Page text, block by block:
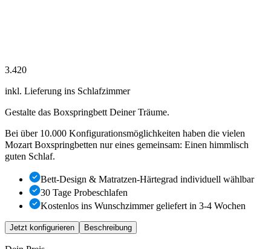
3.420
inkl. Lieferung ins Schlafzimmer
Gestalte das Boxspringbett Deiner Träume.
Bei über 10.000 Konfigurationsmöglichkeiten haben die vielen
Mozart Boxspringbetten nur eines gemeinsam: Einen himmlisch
guten Schlaf.
Bett-Design & Matratzen-Härtegrad individuell wählbar
30 Tage Probeschlafen
Kostenlos ins Wunschzimmer geliefert in 3-4 Wochen
Jetzt konfigurieren Beschreibung